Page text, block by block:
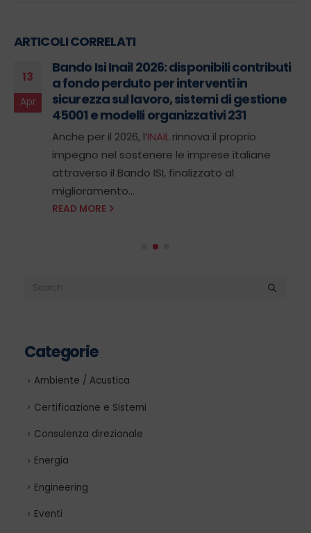
ARTICOLI CORRELATI
13
Apr
Bando Isi Inail 2026: disponibili contributi
a fondo perduto per interventi in
sicurezza sul lavoro, sistemi di gestione
45001 e modelli organizzativi 231
Anche per il 2026, l’INAIL rinnova il proprio
impegno nel sostenere le imprese italiane
attraverso il Bando ISI, finalizzato al
miglioramento...
READ MORE
Categorie
Ambiente / Acustica
Certificazione e Sistemi
Consulenza direzionale
Energia
Engineering
Eventi